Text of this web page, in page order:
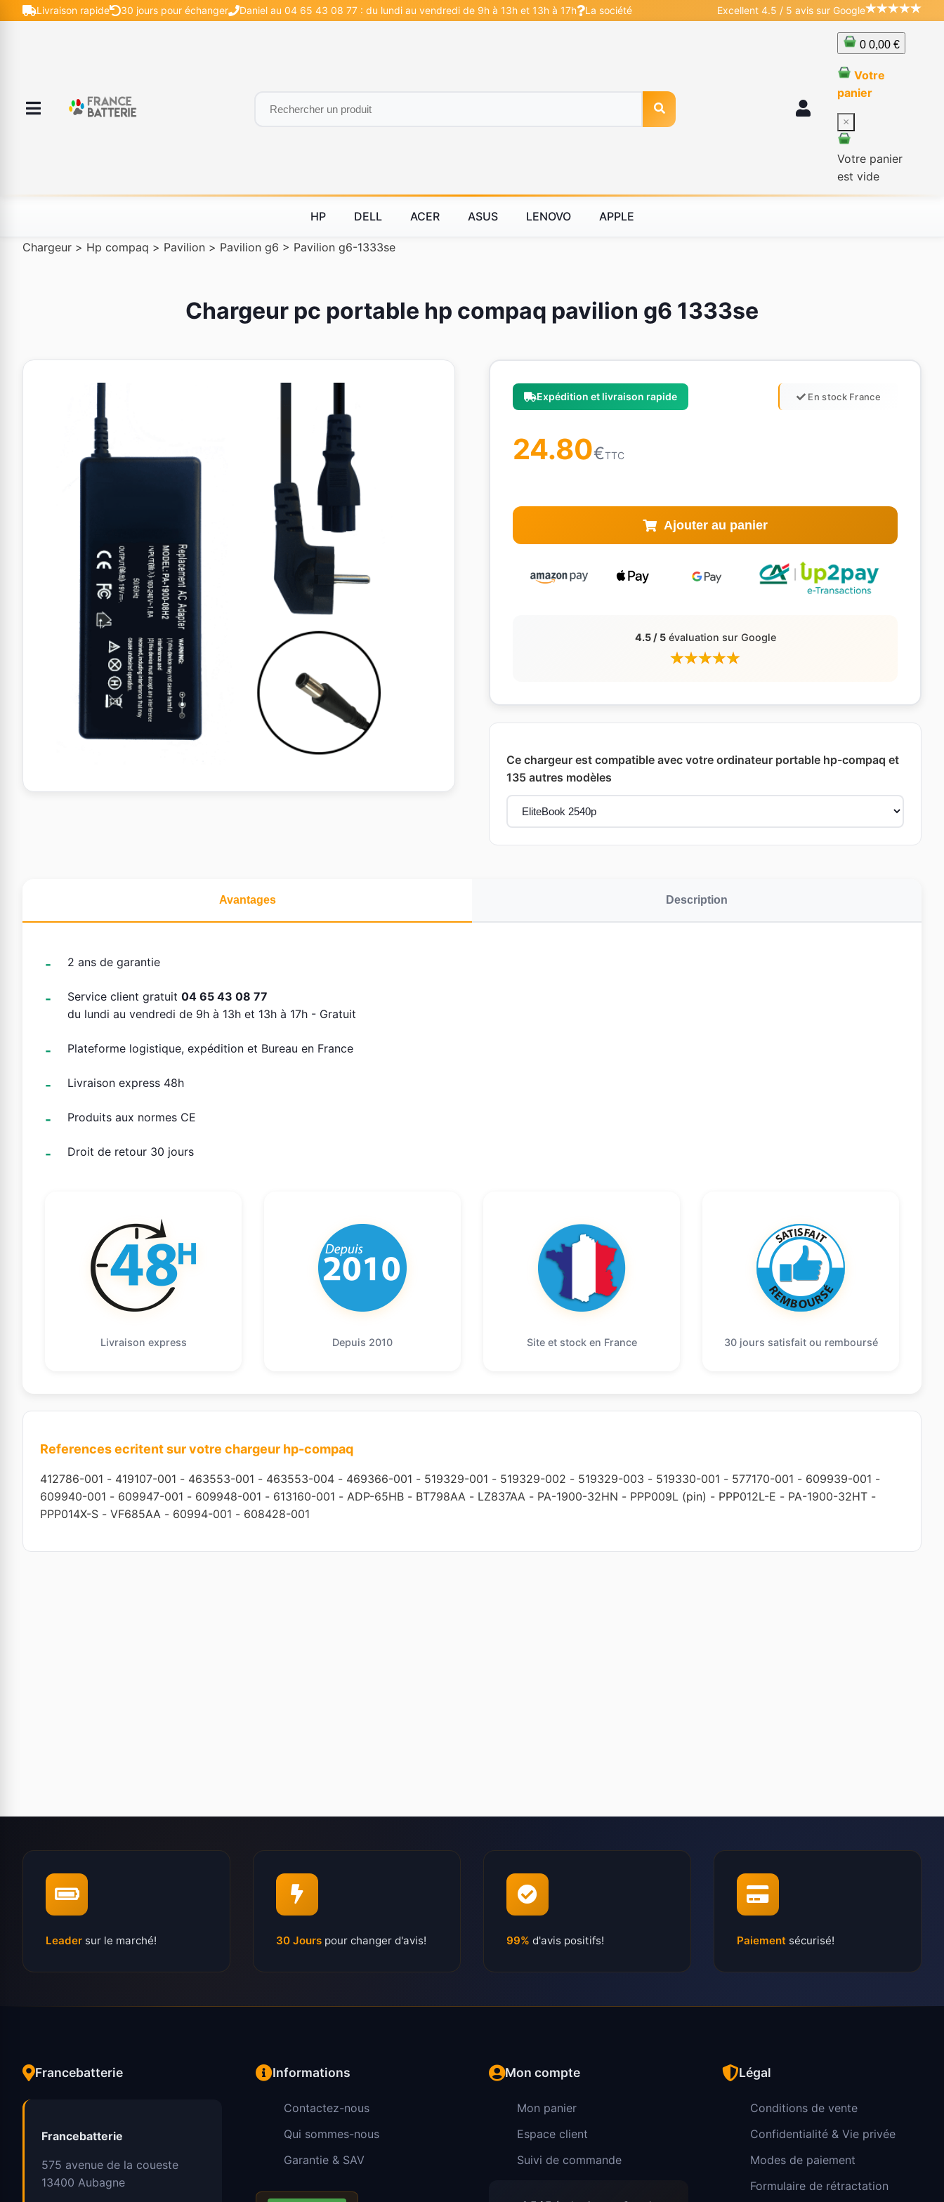
Livraison rapide 30 jours pour échanger Daniel au 04 65 43 08 77 : du lundi au vendredi de 9h à 13h et 13h à 17h La société Excellent 4.5 / 5 avis sur Google
0 0,00 €
Votre
panier
×
Votre panier
est vide
HP DELL ACER ASUS LENOVO APPLE
Chargeur > Hp compaq > Pavilion > Pavilion g6 > Pavilion g6-1333se
Chargeur pc portable hp compaq pavilion g6 1333se
Expédition et livraison rapide En stock France
24.80€TTC
Ajouter au panier
4.5 / 5évaluation sur Google
Ce chargeur est compatible avec votre ordinateur portable hp-compaq et
135 autres modèles
Avantages Description
2 ans de garantie
Service client gratuit 04 65 43 08 77
du lundi au vendredi de 9h à 13h et 13h à 17h - Gratuit
Plateforme logistique, expédition et Bureau en France
Livraison express 48h
Produits aux normes CE
Droit de retour 30 jours
Livraison express Depuis 2010 Site et stock en France 30 jours satisfait ou remboursé
References ecritent sur votre chargeur hp-compaq
412786-001 - 419107-001 - 463553-001 - 463553-004 - 469366-001 - 519329-001 - 519329-002 - 519329-003 - 519330-001 - 577170-001 - 609939-001 -
609940-001 - 609947-001 - 609948-001 - 613160-001 - ADP-65HB - BT798AA - LZ837AA - PA-1900-32HN - PPP009L (pin) - PPP012L-E - PA-1900-32HT -
PPP014X-S - VF685AA - 60994-001 - 608428-001
Leader sur le marché! 30 Jours pour changer d'avis! 99% d'avis positifs! Paiement sécurisé!
Francebatterie
Francebatterie
575 avenue de la coueste
13400 Aubagne
Informations
Contactez-nous
Qui sommes-nous
Garantie & SAV
Mon compte
Mon panier
Espace client
Suivi de commande
Légal
Conditions de vente
Confidentialité & Vie privée
Modes de paiement
Formulaire de rétractation